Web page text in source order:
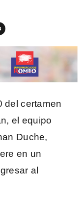
del certamen
el equipo
Duche,
en un
al